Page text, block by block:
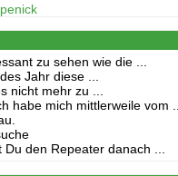
zu sehen wie die ...
Jahr diese ...
nicht mehr zu ...
habe mich mittlerweile vom ...
Du den Repeater danach ...